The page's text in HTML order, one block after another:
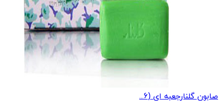
صابون گلنارجعبه ای (6...